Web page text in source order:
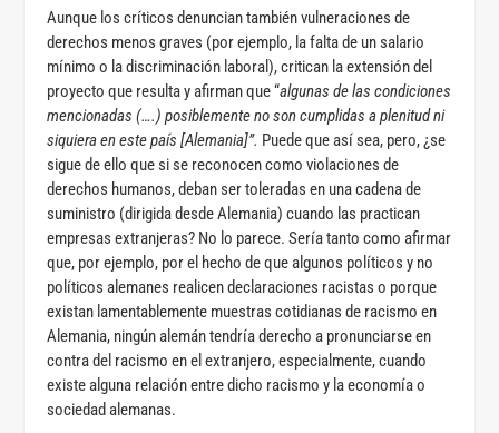
Aunque los críticos denuncian también vulneraciones de
derechos menos graves (por ejemplo, la falta de un salario
mínimo o la discriminación laboral), critican la extensión del
proyecto que resulta y afirman que “algunas de las condiciones
mencionadas (….) posiblemente no son cumplidas a plenitud ni
siquiera en este país [Alemania]”. Puede que así sea, pero, ¿se
sigue de ello que si se reconocen como violaciones de
derechos humanos, deban ser toleradas en una cadena de
suministro (dirigida desde Alemania) cuando las practican
empresas extranjeras? No lo parece. Sería tanto como afirmar
que, por ejemplo, por el hecho de que algunos políticos y no
políticos alemanes realicen declaraciones racistas o porque
existan lamentablemente muestras cotidianas de racismo en
Alemania, ningún alemán tendría derecho a pronunciarse en
contra del racismo en el extranjero, especialmente, cuando
existe alguna relación entre dicho racismo y la economía o
sociedad alemanas.